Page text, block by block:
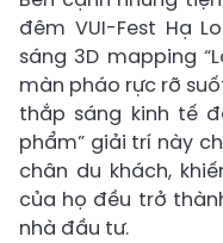
đêm VUI-Fest Hạ
sáng 3D mapping
màn pháo rực rỡ
thắp sáng kinh tế
phẩm” giải trí này
chân du khách,
của họ đều trở
nhà đầu tư.